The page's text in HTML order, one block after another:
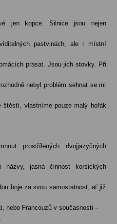
jen kopce. Silnice jsou nejen
pastvinách, ale i místní
prasat. Jsou jich stovky. Při
nebyl problém sehnat se mi
štěstí, vlastníme pouze malý hořák
prostřílených dvojjazyčných
názvy, jasná činnost korsických
boje za svou samostatnost, ať již
nebo Francouzů v současnosti –